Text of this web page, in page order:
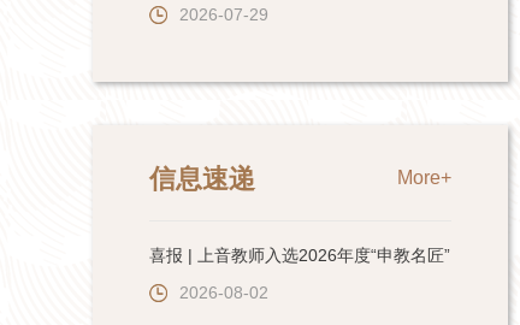
2026-07-29
信息速递 More+
喜报 | 上音教师入选2026年度“申教名匠”
2026-08-02